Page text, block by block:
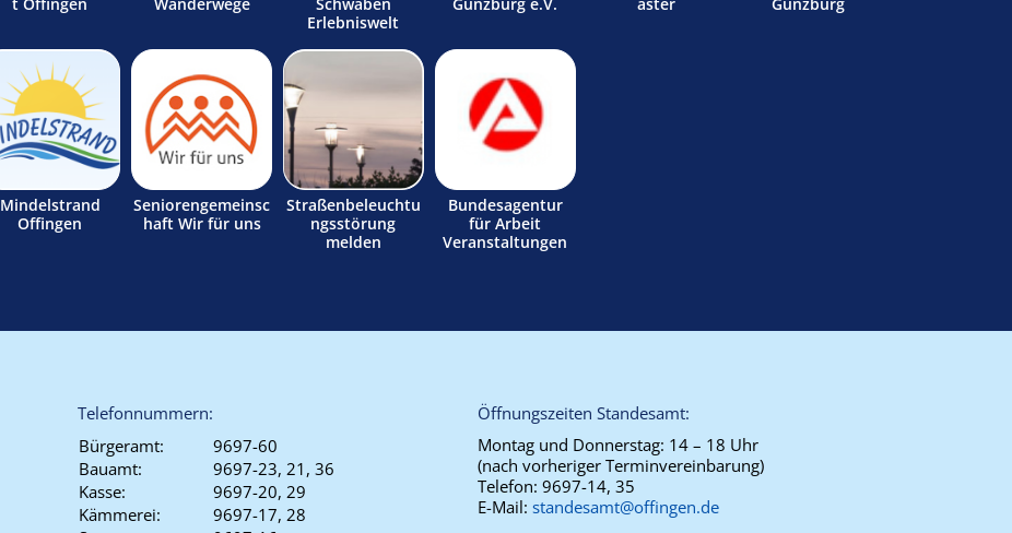
Erlebniswelt
Mindelstrand
Offingen
Seniorengemeinsc
haft Wir für uns
Straßenbeleuchtu
ngsstörung
melden
Bundesagentur
für Arbeit
Veranstaltungen
Telefonnummern:
Bürgeramt:
9697-60
Bauamt:
9697-23, 21, 36
Kasse:
9697-20, 29
Kämmerei:
9697-17, 28
Öffnungszeiten Standesamt:
Montag und Donnerstag: 14 – 18 Uhr
(nach vorheriger Terminvereinbarung)
Telefon:9697-14, 35
E-Mail:standesamt@offingen.de